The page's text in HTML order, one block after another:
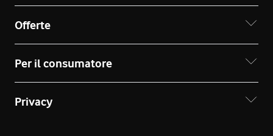
Offerte
Per il consumatore
Privacy